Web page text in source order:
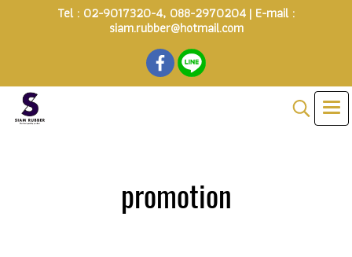
Tel : 02-9017320-4, 088-2970204 | E-mail :
siam.rubber@hotmail.com
promotion